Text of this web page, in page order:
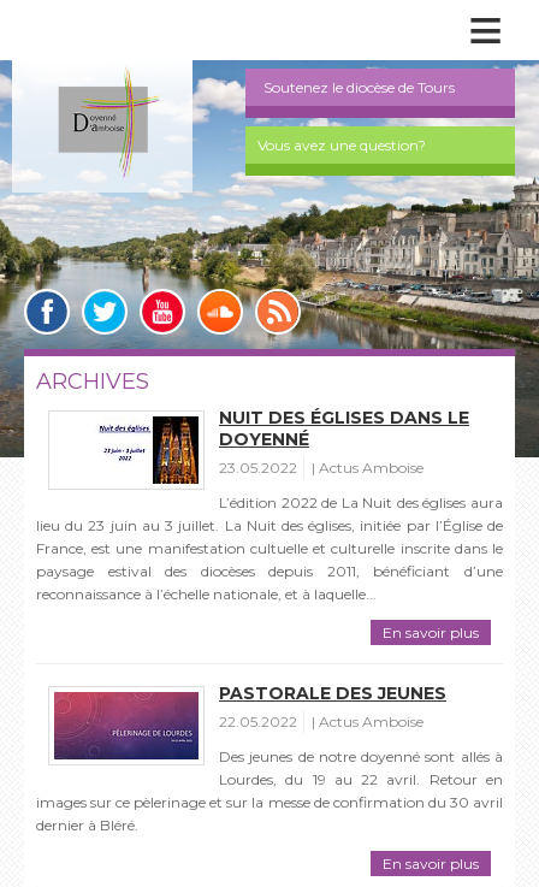
≡
Soutenez le diocèse de Tours
Vous avez une question?
ARCHIVES
NUIT DES ÉGLISES DANS LE
DOYENNÉ
23.05.2022
Actus Amboise
L’édition 2022 de La Nuit des églises aura
lieu du 23 juin au 3 juillet. La Nuit des églises, initiée par l’Église de
France, est une manifestation cultuelle et culturelle inscrite dans le
paysage estival des diocèses depuis 2011, bénéficiant d’une
reconnaissance à l’échelle nationale, et à laquelle...
En savoir plus
PASTORALE DES JEUNES
22.05.2022
Actus Amboise
Des jeunes de notre doyenné sont allés à
Lourdes, du 19 au 22 avril. Retour en
images sur ce pèlerinage et sur la messe de confirmation du 30 avril
dernier à Bléré.
En savoir plus